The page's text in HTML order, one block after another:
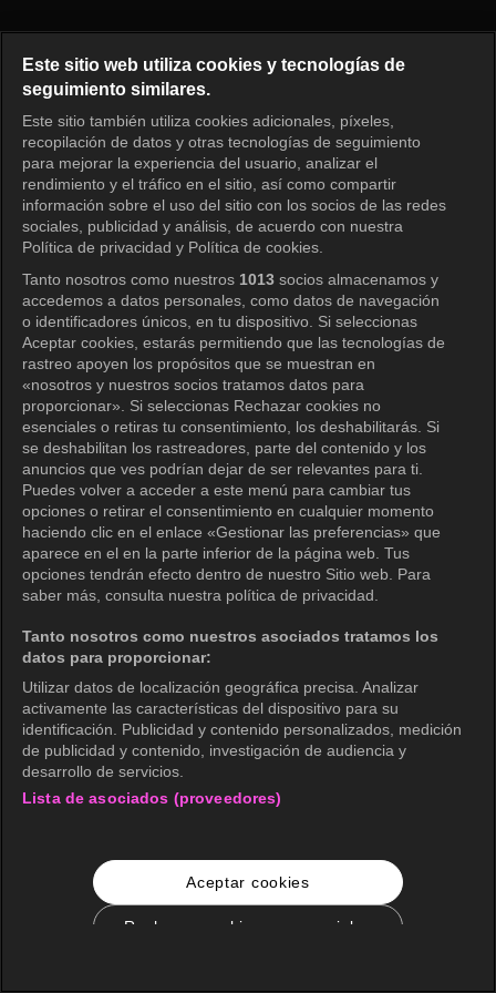
Iniciar sesión
Este sitio web utiliza cookies y tecnologías de
seguimiento similares.
Este sitio también utiliza cookies adicionales, píxeles,
recopilación de datos y otras tecnologías de seguimiento
para mejorar la experiencia del usuario, analizar el
rendimiento y el tráfico en el sitio, así como compartir
información sobre el uso del sitio con los socios de las redes
sociales, publicidad y análisis, de acuerdo con nuestra
Política de privacidad y Política de cookies.
Tanto nosotros como nuestros 1013 socios almacenamos y
accedemos a datos personales, como datos de navegación
o identificadores únicos, en tu dispositivo. Si seleccionas
Aceptar cookies, estarás permitiendo que las tecnologías de
rastreo apoyen los propósitos que se muestran en
«nosotros y nuestros socios tratamos datos para
proporcionar». Si seleccionas Rechazar cookies no
esenciales o retiras tu consentimiento, los deshabilitarás. Si
se deshabilitan los rastreadores, parte del contenido y los
anuncios que ves podrían dejar de ser relevantes para ti.
Puedes volver a acceder a este menú para cambiar tus
opciones o retirar el consentimiento en cualquier momento
haciendo clic en el enlace «Gestionar las preferencias» que
aparece en el en la parte inferior de la página web. Tus
opciones tendrán efecto dentro de nuestro Sitio web. Para
saber más, consulta nuestra política de privacidad.
Tanto nosotros como nuestros asociados tratamos los
datos para proporcionar:
Utilizar datos de localización geográfica precisa. Analizar
activamente las características del dispositivo para su
identificación. Publicidad y contenido personalizados, medición
de publicidad y contenido, investigación de audiencia y
desarrollo de servicios.
Lista de asociados (proveedores)
Aceptar cookies
Rechazar cookies no esenciales